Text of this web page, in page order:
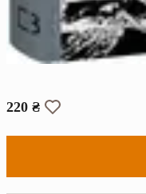
220 ₴